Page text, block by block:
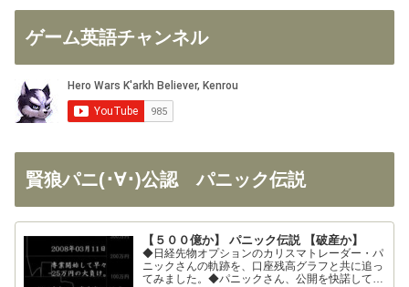
ゲーム英語チャンネル
賢狼パニ(･∀･)公認 パニック伝説
【５００億か】 パニック伝説 【破産か】
◆日経先物オプションのカリスマトレーダー・パ
ニックさんの軌跡を、口座残高グラフと共に追っ
てみました。◆パニックさん、公開を快諾してく